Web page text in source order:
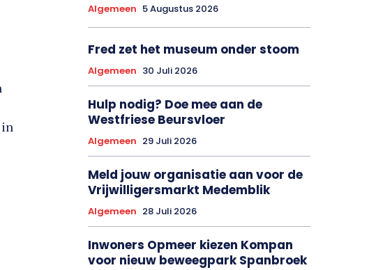
in
Algemeen 5 Augustus 2026
Fred zet het museum onder stoom
Algemeen 30 Juli 2026
Hulp nodig? Doe mee aan de
Westfriese Beursvloer
Algemeen 29 Juli 2026
Meld jouw organisatie aan voor de
Vrijwilligersmarkt Medemblik
Algemeen 28 Juli 2026
Inwoners Opmeer kiezen Kompan
voor nieuw beweegpark Spanbroek